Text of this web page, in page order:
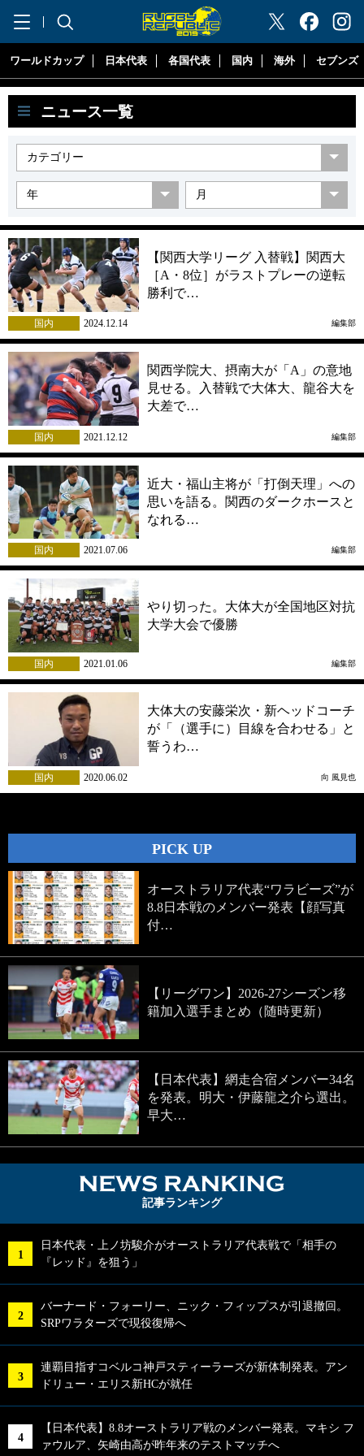
"ラグビーリパブリック"
ワールドカップ 日本代表 各国代表 国内 海外 セブンズ
ニュース一覧
【関西大学リーグ 入替戦】関西大
［A・8位］がラストプレーの逆転
勝利で…
国内 2024.12.14 編集部
関西学院大、摂南大が「A」の意地
見せる。入替戦で大体大、龍谷大を
大差で…
国内 2021.12.12 編集部
近大・福山主将が「打倒天理」への
思いを語る。関西のダークホースと
なれる…
国内 2021.07.06 編集部
やり切った。大体大が全国地区対抗
大学大会で優勝
国内 2021.01.06 編集部
大体大の安藤栄次・新ヘッドコーチ
が「（選手に）目線を合わせる」と
誓うわ…
国内 2020.06.02 向 風見也
PICK UP
オーストラリア代表“ワラビーズ”が
8.8日本戦のメンバー発表【顔写真
付…
【リーグワン】2026-27シーズン移
籍加入選手まとめ（随時更新）
【日本代表】網走合宿メンバー34名
を発表。明大・伊藤龍之介ら選出。
早大…
記事ランキング
日本代表・上ノ坊駿介がオーストラリア代表戦で「相手の
『レッド』を狙う」
バーナード・フォーリー、ニック・フィップスが引退撤回。
SRPワラターズで現役復帰へ
連覇目指すコベルコ神戸スティーラーズが新体制発表。アン
ドリュー・エリス新HCが就任
【日本代表】8.8オーストラリア戦のメンバー発表。マキシ フ
ァウルア、矢崎由高が昨年来のテストマッチへ